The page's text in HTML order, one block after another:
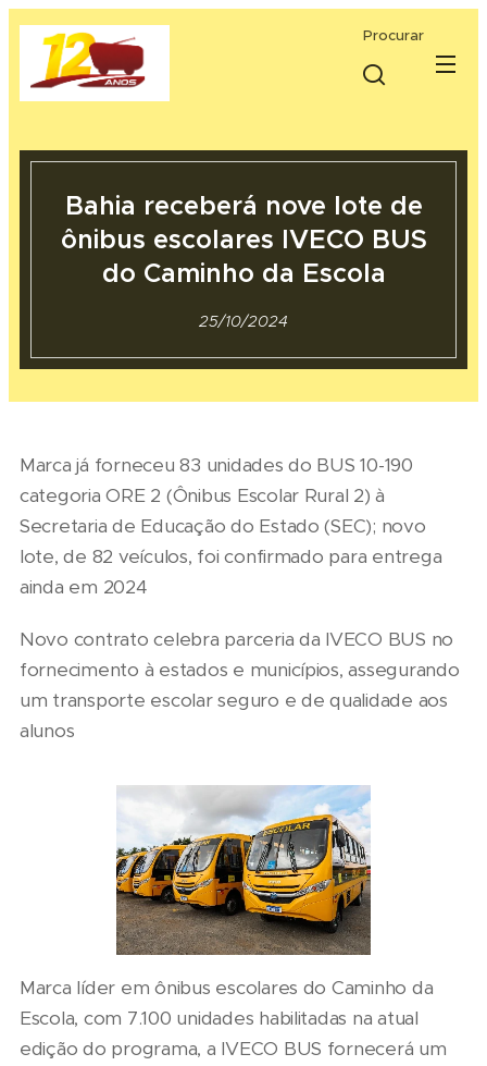
Procurar
Bahia receberá nove lote de
ônibus escolares IVECO BUS
do Caminho da Escola
25/10/2024
Marca já forneceu 83 unidades do BUS 10-190
categoria ORE 2 (Ônibus Escolar Rural 2) à
Secretaria de Educação do Estado (SEC); novo
lote, de 82 veículos, foi confirmado para entrega
ainda em 2024
Novo contrato celebra parceria da IVECO BUS no
fornecimento à estados e municípios, assegurando
um transporte escolar seguro e de qualidade aos
alunos
Marca líder em ônibus escolares do Caminho da
Escola, com 7.100 unidades habilitadas na atual
edição do programa, a IVECO BUS fornecerá um